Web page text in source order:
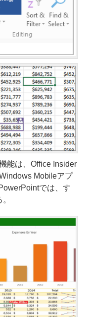
能は、Office Insider
Mobileアプ
では、す